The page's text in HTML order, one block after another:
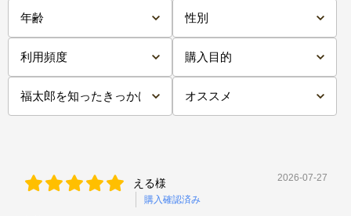
える様
購入確認済み
2026-07-27